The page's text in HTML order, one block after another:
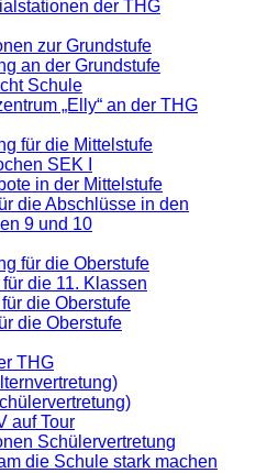
der THG
zur Grundstufe
an der Grundstufe
Schule
„Elly“ an der THG
für die Mittelstufe
SEK I
in der Mittelstufe
die Abschlüsse in den
9 und 10
für die Oberstufe
für die 11. Klassen
die Oberstufe
die Oberstufe
THG
auf Tour
Schülervertretung
die Schule stark machen